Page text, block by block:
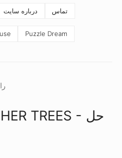
درباره سایت تماس
Puzzle Dream